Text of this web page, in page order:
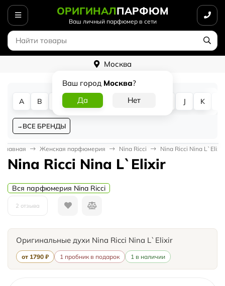
ОРИГИНАЛПАРФЮМ
Ваш личный парфюмер в сети
Москва
Ваш город Москва?
A B D G J K
ВСЕ БРЕНДЫ
Главная Женская парфюмерия Nina Ricci Nina Ricci Nina L`Elixir
Nina Ricci Nina L`Elixir
Вся парфюмерия Nina Ricci
2 отзыва
Оригинальные духи Nina Ricci Nina L`Elixir
от 1790 ₽ 1 пробник в подарок 1 в наличии